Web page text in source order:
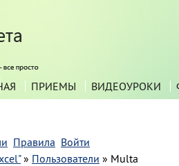
ПРИЕМЫ ВИДЕОУРОКИ
Правила Войти
» Пользователи » Multa